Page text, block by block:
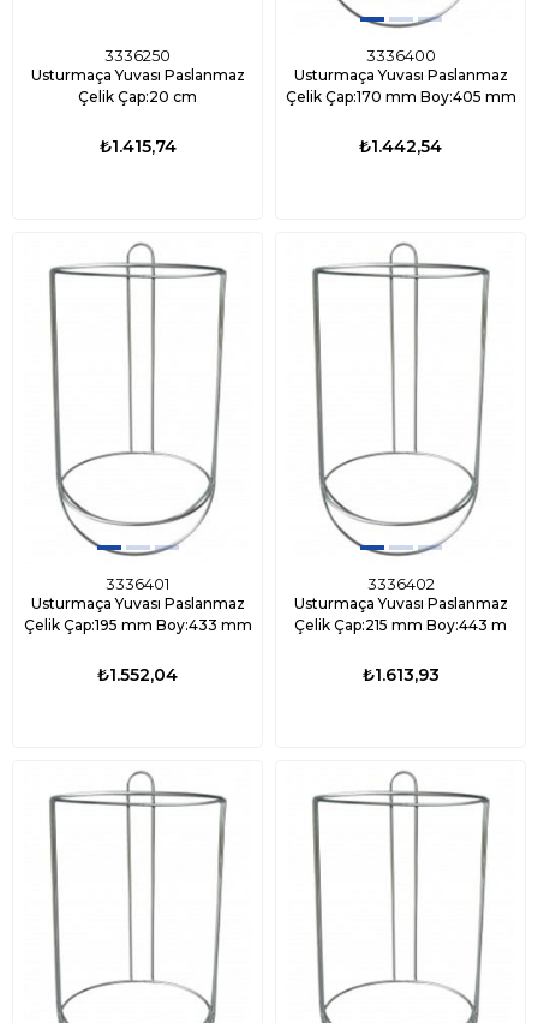
3336250
Usturmaça Yuvası Paslanmaz
Çelik Çap:20 cm
₺1.415,74
3336400
Usturmaça Yuvası Paslanmaz
Çelik Çap:170 mm Boy:405 mm
₺1.442,54
3336401
Usturmaça Yuvası Paslanmaz
Çelik Çap:195 mm Boy:433 mm
₺1.552,04
3336402
Usturmaça Yuvası Paslanmaz
Çelik Çap:215 mm Boy:443 m
₺1.613,93